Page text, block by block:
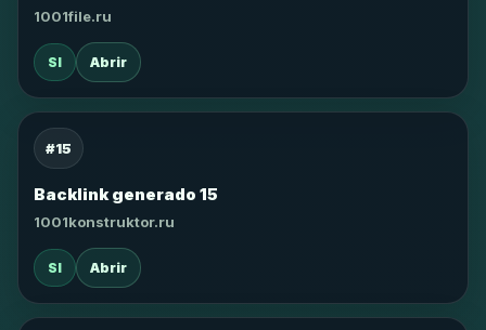
1001file.ru
SI Abrir
#15
Backlink generado 15
1001konstruktor.ru
SI Abrir